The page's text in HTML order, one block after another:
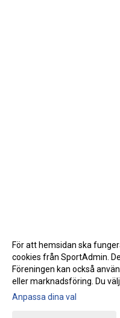
Gå till
För att hemsidan ska
cookies från SportAdmin.
Föreningen kan också
eller marknadsföring. Du
Anpassa dina val